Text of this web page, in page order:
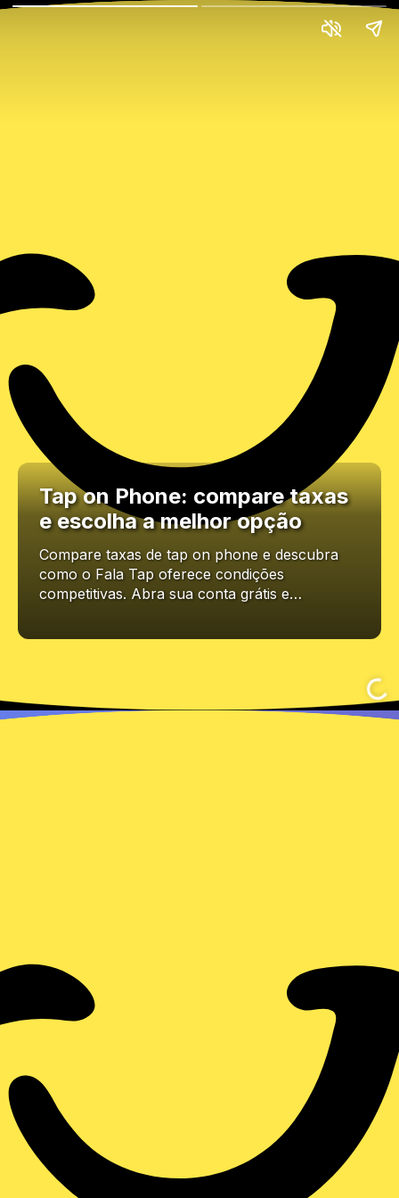
Tap on Phone: compare taxas
e escolha a melhor opção
Compare taxas de tap on phone e descubra
como o Fala Tap oferece condições
competitivas. Abra sua conta grátis e…